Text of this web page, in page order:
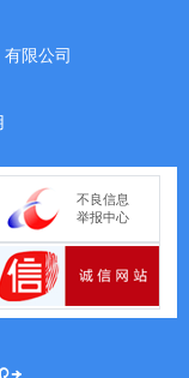
限公司
不良信息
举报中心